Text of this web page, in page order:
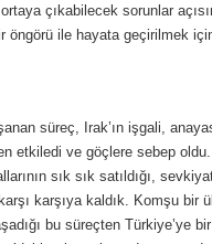
çıkabilecek sorunlar
öngörü ile hayata geçirilmek
süreç, Irak’ın işgali,
etkiledi ve göçlere sebep
sık sık satıldığı,
karşıya kaldık. Komşu bir
bu süreçten Türkiye’ye